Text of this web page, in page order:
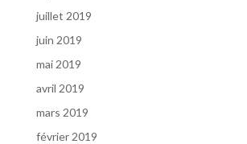
juillet 2019
juin 2019
mai 2019
avril 2019
mars 2019
février 2019